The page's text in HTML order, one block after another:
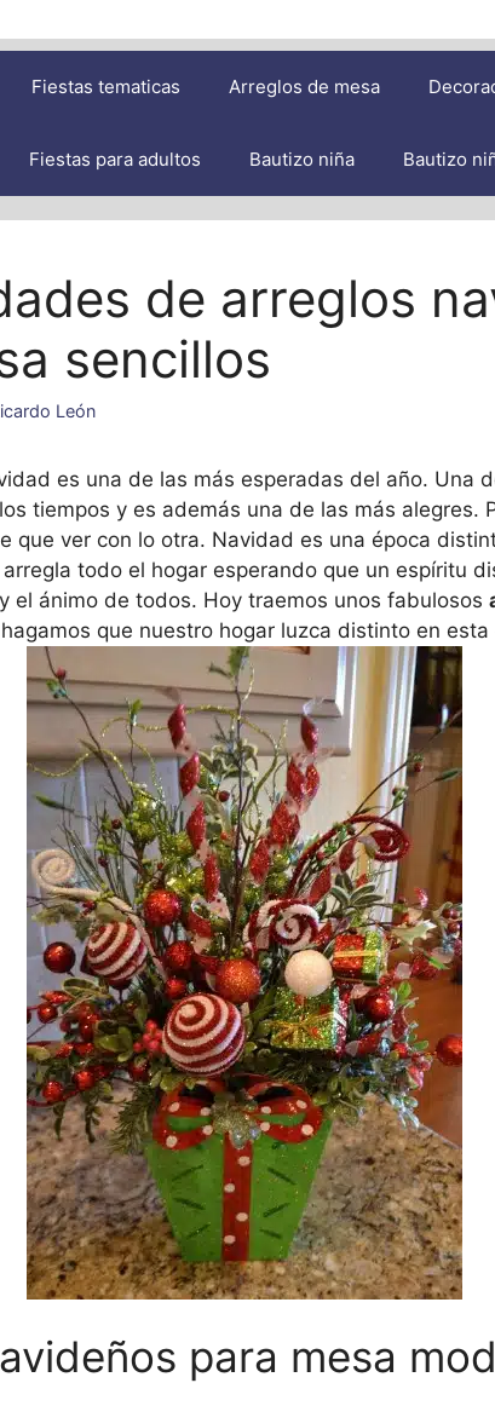
Fiestas tematicas Arreglos de mesa
Fiestas para adultos Bautizo niña Bautizo
de arreglos
sencillos
León
es una de las más esperadas del año. Una
tiempos y es además una de las más alegres.
que ver con lo otra. Navidad es una época
todo el hogar esperando que un espíritu
el ánimo de todos. Hoy traemos unos fabulosos
que nuestro hogar luzca distinto en
para mesa